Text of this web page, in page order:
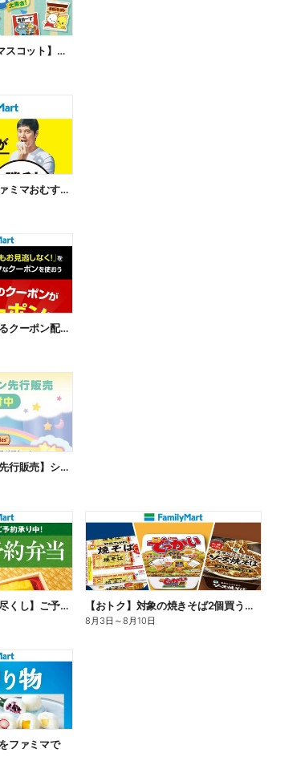
【サンリオ×メーカーマスコット】オリジナルグッズ貰える!
【おトク】大谷選手ファミマおむすび割
【おトク】お店で使えるクーポン配信中
【ファミマオンライン先行販売】シルバニアファミリー
【旨さ格別、こだわり尽くし】ご予約弁当 【おトク】対象の焼きそば2個買うと100円引き!
8月3日 ～8月10日
ファミマで